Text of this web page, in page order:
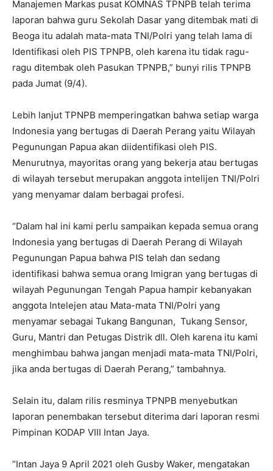
Manajemen Markas pusat KOMNAS TPNPB telah terima
laporan bahwa guru Sekolah Dasar yang ditembak mati di
Beoga itu adalah mata-mata TNI/Polri yang telah lama di
Identifikasi oleh PIS TPNPB, oleh karena itu tidak ragu-
ragu ditembak oleh Pasukan TPNPB,” bunyi rilis TPNPB
pada Jumat (9/4).
Lebih lanjut TPNPB memperingatkan bahwa setiap warga
Indonesia yang bertugas di Daerah Perang yaitu Wilayah
Pegunungan Papua akan diidentifikasi oleh PIS.
Menurutnya, mayoritas orang yang bekerja atau bertugas
di wilayah tersebut merupakan anggota intelijen TNI/Polri
yang menyamar dalam berbagai profesi.
“Dalam hal ini kami perlu sampaikan kepada semua orang
Indonesia yang bertugas di Daerah Perang di Wilayah
Pegunungan Papua bahwa PIS telah dan sedang
identifikasi bahwa semua orang Imigran yang bertugas di
wilayah Pegunungan Tengah Papua hampir kebanyakan
anggota Intelejen atau Mata-mata TNI/Polri yang
menyamar sebagai Tukang Bangunan, Tukang Sensor,
Guru, Mantri dan Petugas Distrik dll. Oleh karena itu kami
menghimbau bahwa jangan menjadi mata-mata TNI/Polri,
jika anda bertugas di Daerah Perang,” tambahnya.
Selain itu, dalam rilis resminya TPNPB menyebutkan
laporan penembakan tersebut diterima dari laporan resmi
Pimpinan KODAP VIII Intan Jaya.
“Intan Jaya 9 April 2021 oleh Gusby Waker, mengatakan